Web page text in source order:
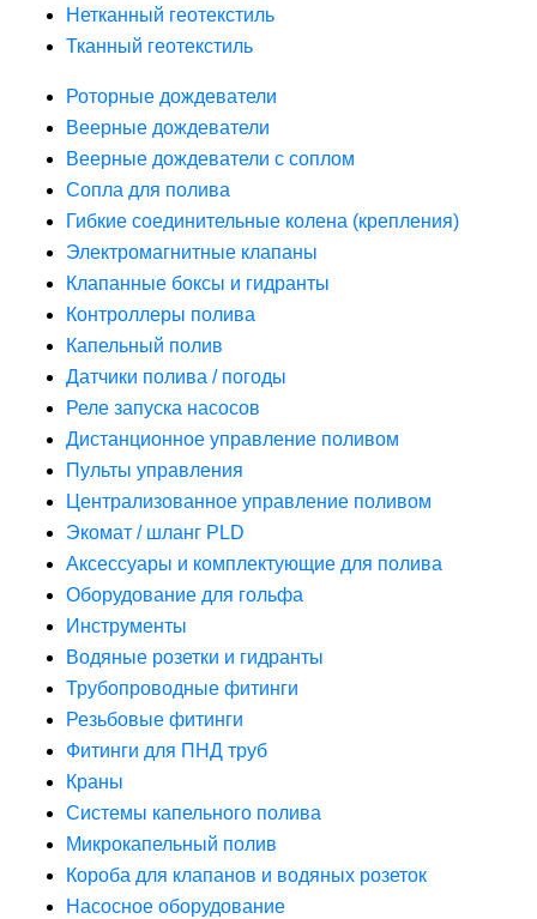
Нетканный геотекстиль
Тканный геотекстиль
Роторные дождеватели
Веерные дождеватели
Веерные дождеватели с соплом
Сопла для полива
Гибкие соединительные колена (крепления)
Электромагнитные клапаны
Клапанные боксы и гидранты
Контроллеры полива
Капельный полив
Датчики полива / погоды
Реле запуска насосов
Дистанционное управление поливом
Пульты управления
Централизованное управление поливом
Экомат / шланг PLD
Аксессуары и комплектующие для полива
Оборудование для гольфа
Инструменты
Водяные розетки и гидранты
Трубопроводные фитинги
Резьбовые фитинги
Фитинги для ПНД труб
Краны
Системы капельного полива
Микрокапельный полив
Короба для клапанов и водяных розеток
Насосное оборудование